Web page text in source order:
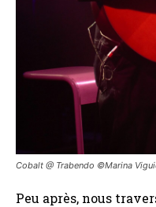
Cobalt @ Trabendo ©️Marina
Peu après, nous